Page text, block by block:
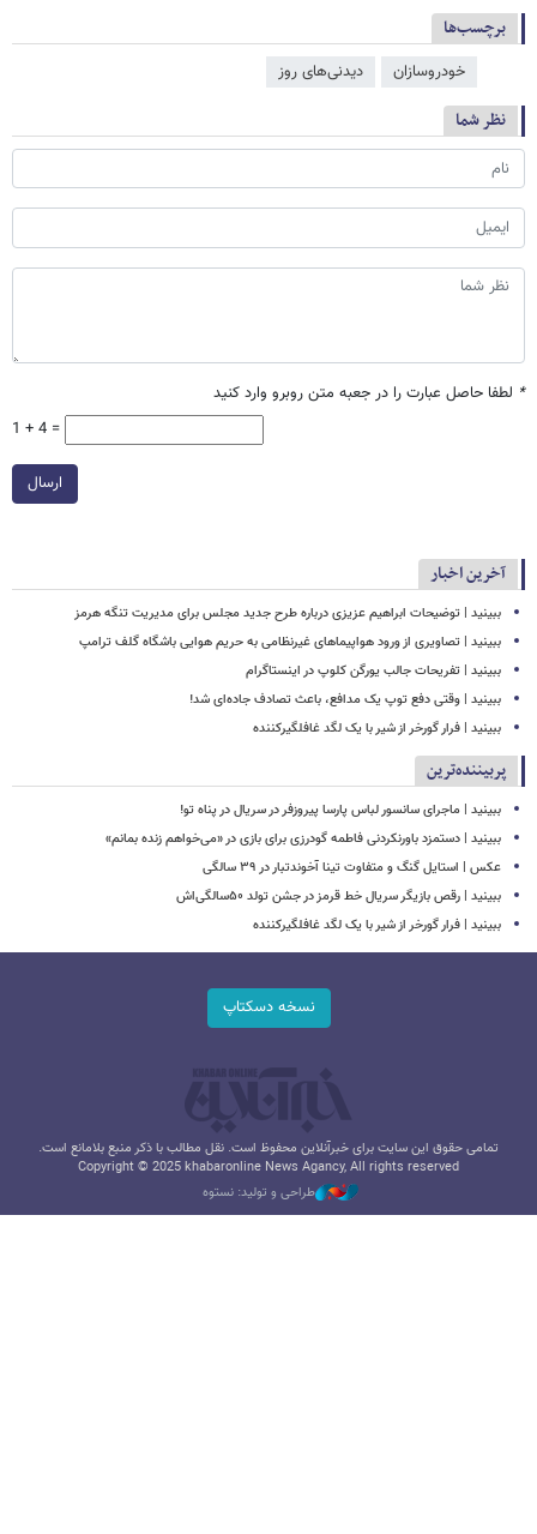
برچسب‌ها
خودروسازان دیدنی‌های روز
نظر شما
* لطفا حاصل عبارت را در جعبه متن روبرو وارد کنید
1 + 4 =
ارسال
آخرین اخبار
ببینید | توضیحات ابراهیم عزیزی درباره طرح جدید مجلس برای مدیریت تنگه هرمز
ببینید | تصاویری از ورود هواپیماهای غیرنظامی به حریم هوایی باشگاه گلف ترامپ
ببینید | تفریحات جالب یورگن کلوپ در اینستاگرام
ببینید | وقتی دفع توپ یک مدافع، باعث تصادف جاده‌ای شد!
ببینید | فرار گورخر از شیر با یک لگد غافلگیرکننده
پربیننده‌ترین
ببینید | ماجرای سانسور لباس پارسا پیروزفر در سریال در پناه تو!
ببینید | دستمزد باورنکردنی فاطمه گودرزی برای بازی در «می‌خواهم زنده بمانم»
عکس | استایل گنگ و متفاوت تینا آخوندتبار در ۳۹ سالگی
ببینید | رقص بازیگر سریال خط قرمز در جشن تولد ۵۰سالگی‌اش
ببینید | فرار گورخر از شیر با یک لگد غافلگیرکننده
نسخه دسکتاپ
تمامی حقوق این سایت برای خبرآنلاین محفوظ است. نقل مطالب با ذکر منبع بلامانع است.
Copyright © 2025 khabaronline News Agancy, All rights reserved
طراحی و تولید: نستوه